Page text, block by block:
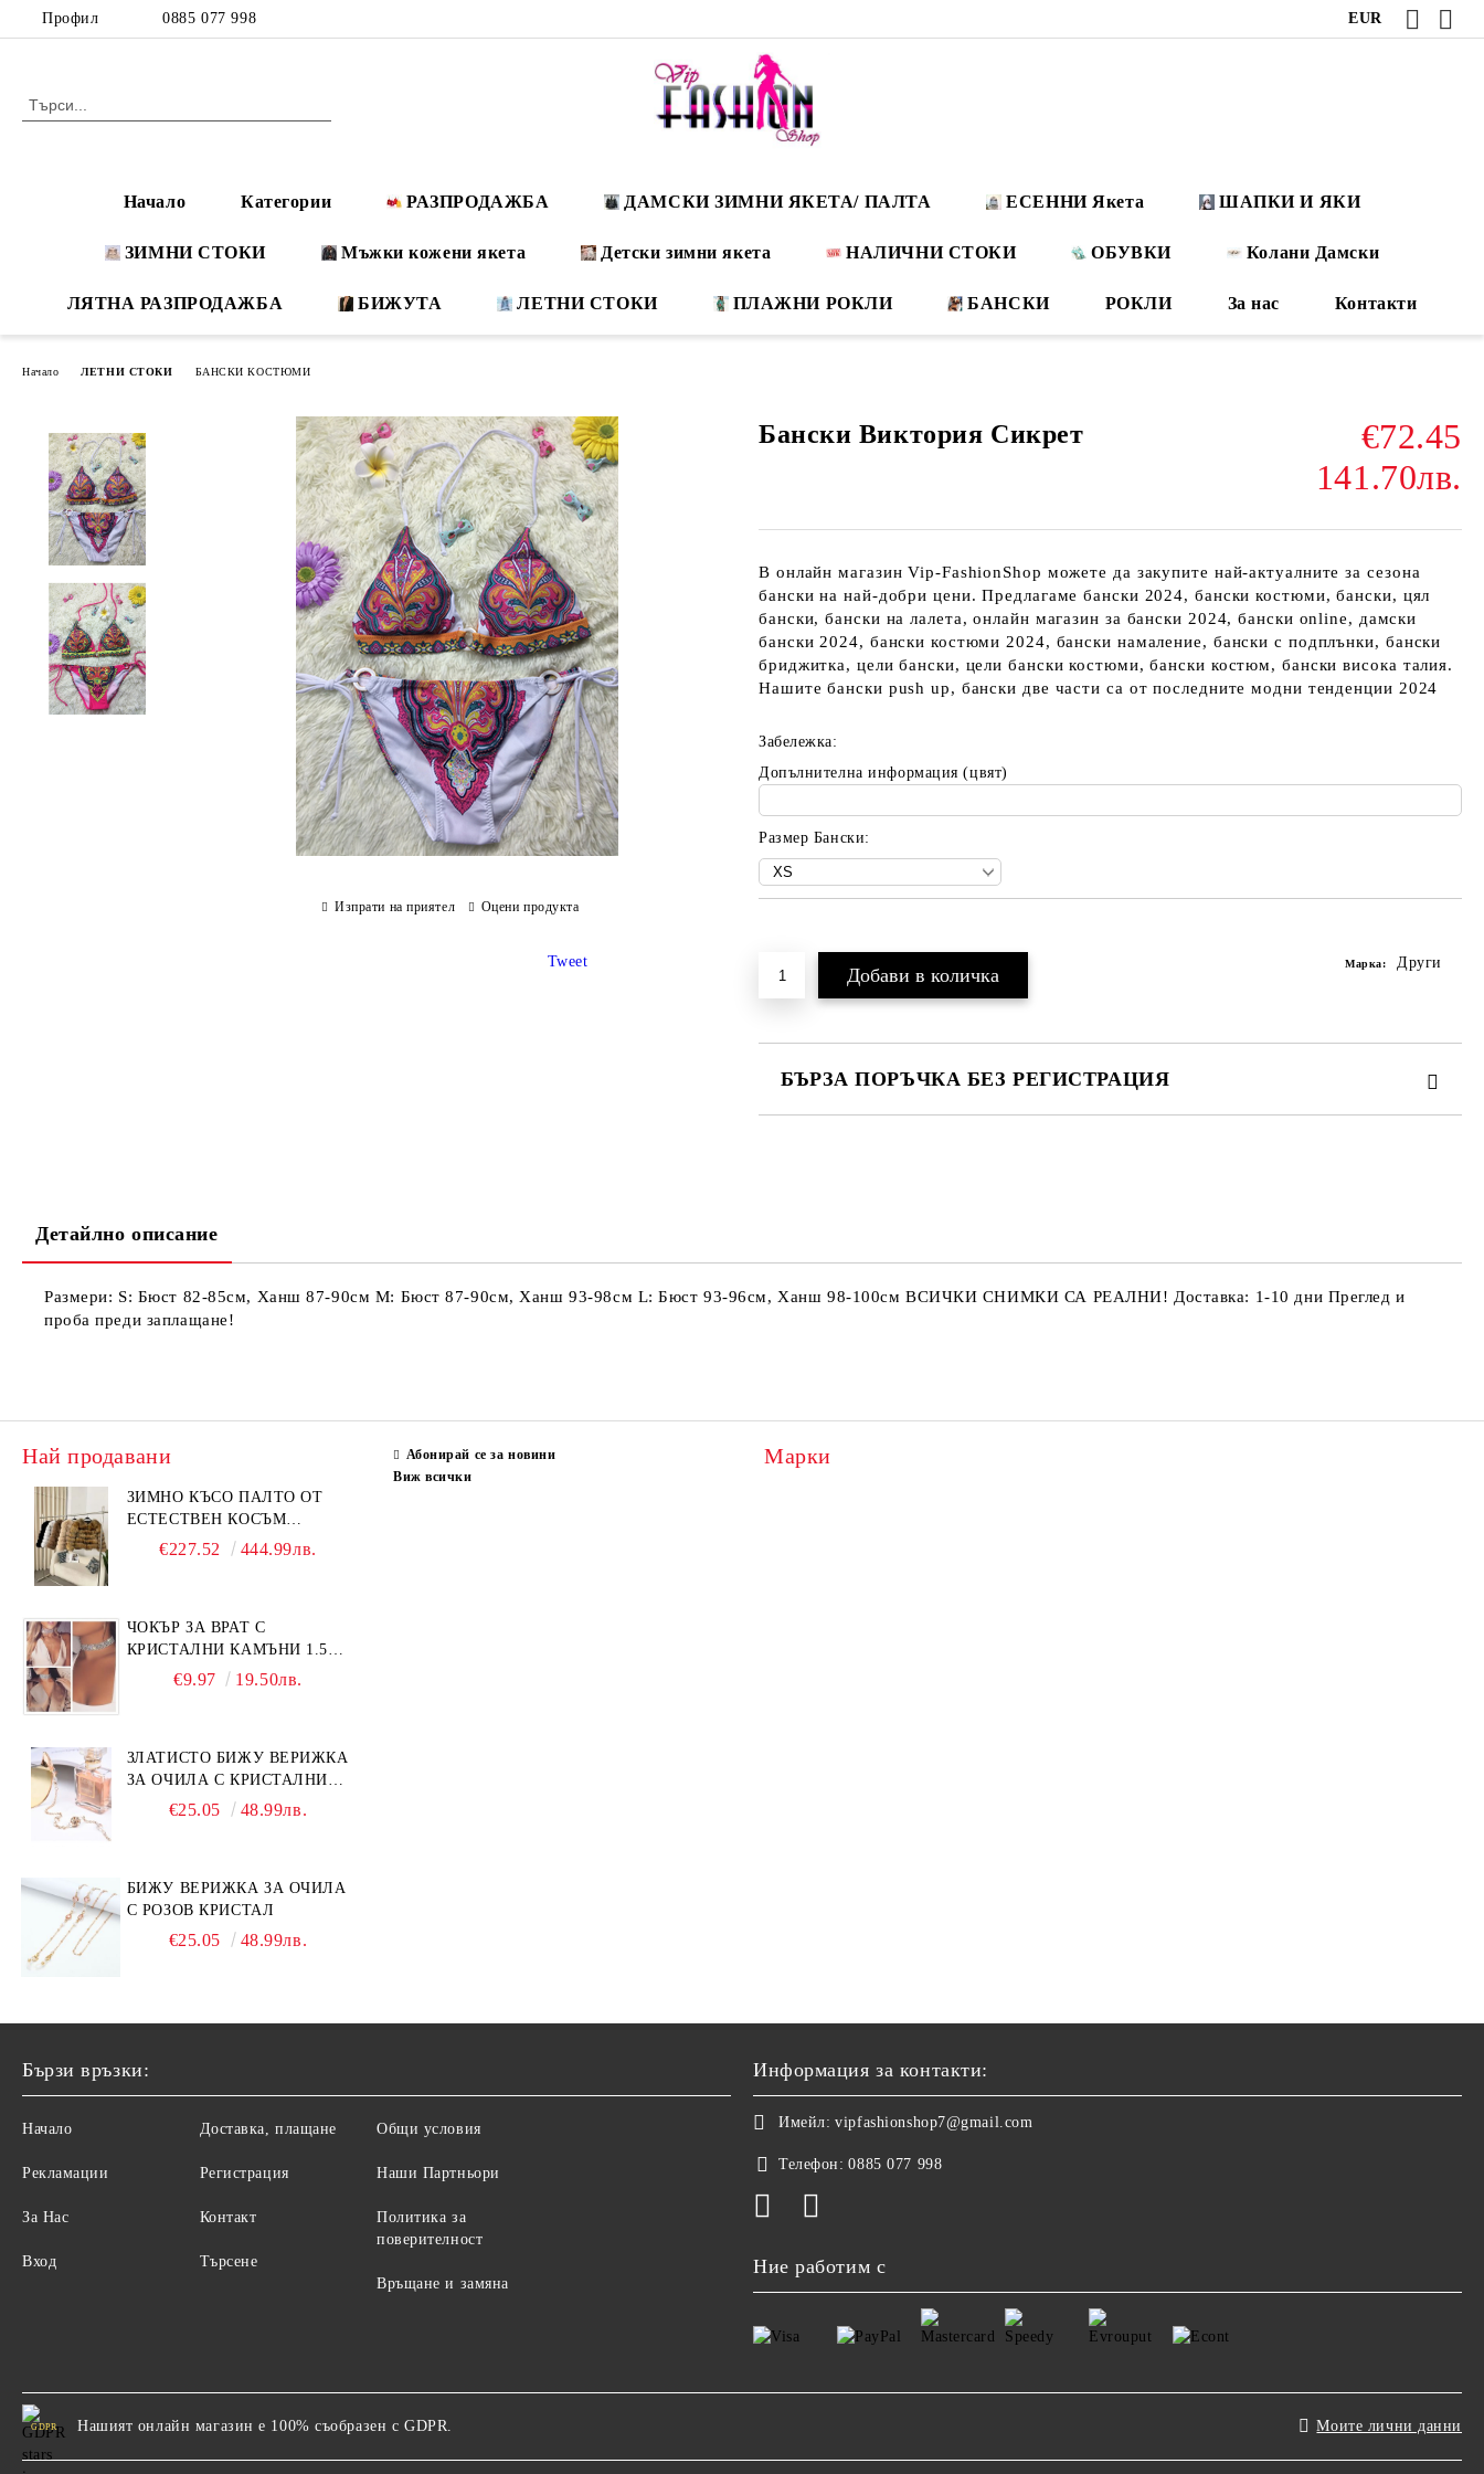
Профил 0885 077 998 EUR
Начало Категории РАЗПРОДАЖБА ДАМСКИ ЗИМНИ ЯКЕТА/ ПАЛТА ЕСЕННИ Якета ШАПКИ И ЯКИ
ЗИМНИ СТОКИ Мъжки кожени якета Детски зимни якета НАЛИЧНИ СТОКИ ОБУВКИ Колани Дамски
ЛЯТНА РАЗПРОДАЖБА БИЖУТА ЛЕТНИ СТОКИ ПЛАЖНИ РОКЛИ БАНСКИ РОКЛИ За нас Контакти
Начало ЛЕТНИ СТОКИ БАНСКИ КОСТЮМИ
Бански Виктория Сикрет
€72.45
141.70лв.
В онлайн магазин Vip-FashionShop можете да закупите най-актуалните за сезона
бански на най-добри цени. Предлагаме бански 2024, бански костюми, бански, цял
бански, бански на лалета, онлайн магазин за бански 2024, бански online, дамски
бански 2024, бански костюми 2024, бански намаление, бански с подплънки, бански
бриджитка, цели бански, цели бански костюми, бански костюм, бански висока талия.
Нашите бански push up, бански две части са от последните модни тенденции 2024
Забележка:
Допълнителна информация (цвят)
Размер Бански:
Марка: Други
БЪРЗА ПОРЪЧКА БЕЗ РЕГИСТРАЦИЯ
Изпрати на приятел Оцени продукта
Tweet
Детайлно описание
Размери: S: Бюст 82-85см, Ханш 87-90см М: Бюст 87-90см, Ханш 93-98см L: Бюст 93-96см, Ханш 98-100см ВСИЧКИ СНИМКИ СА РЕАЛНИ! Доставка: 1-10 дни Преглед и
проба преди заплащане!
Най продавани
ЗИМНО КЪСО ПАЛТО ОТ
ЕСТЕСТВЕН КОСЪМ
ЛИСИЦА
€227.52 444.99лв.
ЧОКЪР ЗА ВРАТ С
КРИСТАЛНИ КАМЪНИ 1.5
€9.97 19.50лв.
ЗЛАТИСТО БИЖУ ВЕРИЖКА
ЗА ОЧИЛА С КРИСТАЛНИ
КАМЪНИ И ПЕРЛИ
€25.05 48.99лв.
БИЖУ ВЕРИЖКА ЗА ОЧИЛА
С РОЗОВ КРИСТАЛ
€25.05 48.99лв.
Абонирай се за новини
Виж всички
Марки
Бързи връзки:
Начало
Рекламации
За Нас
Вход
Доставка, плащане
Регистрация
Контакт
Търсене
Общи условия
Наши Партньори
Политика за
поверителност
Връщане и замяна
Информация за контакти:
Имейл: vipfashionshop7@gmail.com
Телефон: 0885 077 998
Ние работим с
GDPR Нашият онлайн магазин е 100% съобразен с GDPR. Моите лични данни